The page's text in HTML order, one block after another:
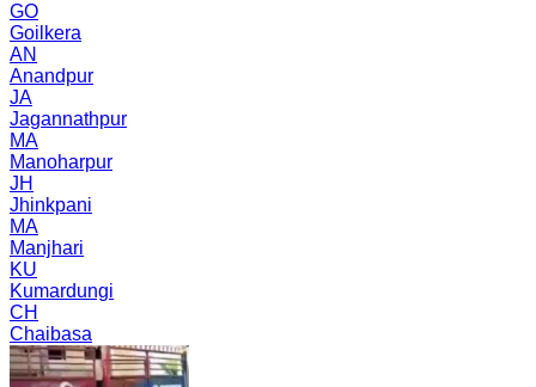
GO
Goilkera
AN
Anandpur
JA
Jagannathpur
MA
Manoharpur
JH
Jhinkpani
MA
Manjhari
KU
Kumardungi
CH
Chaibasa